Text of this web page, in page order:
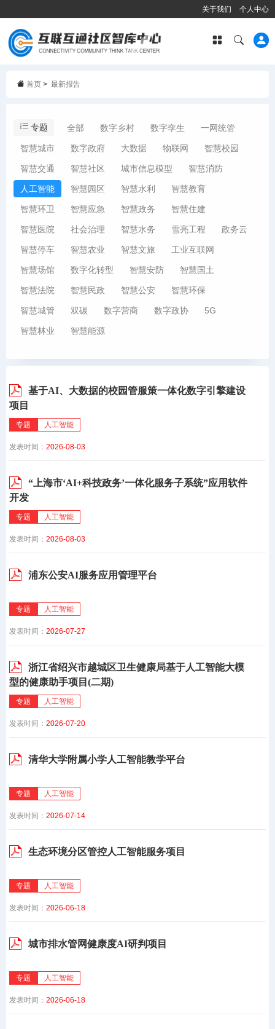
关于我们 个人中心
首页 > 最新报告
专题 全部 数字乡村 数字孪生 一网统管
智慧城市 数字政府 大数据 物联网 智慧校园
智慧交通 智慧社区 城市信息模型 智慧消防
人工智能 智慧园区 智慧水利 智慧教育
智慧环卫 智慧应急 智慧政务 智慧住建
智慧医院 社会治理 智慧水务 雪亮工程 政务云
智慧停车 智慧农业 智慧文旅 工业互联网
智慧场馆 数字化转型 智慧安防 智慧国土
智慧法院 智慧民政 智慧公安 智慧环保
智慧城管 双碳 数字营商 数字政协 5G
智慧林业 智慧能源
基于AI、大数据的校园管服策一体化数字引擎建设
项目
专题 人工智能
发表时间： 2026-08-03
“上海市‘AI+科技政务’一体化服务子系统”应用软件
开发
专题 人工智能
发表时间： 2026-08-03
浦东公安AI服务应用管理平台
专题 人工智能
发表时间： 2026-07-27
浙江省绍兴市越城区卫生健康局基于人工智能大模
型的健康助手项目(二期)
专题 人工智能
发表时间： 2026-07-20
清华大学附属小学人工智能教学平台
专题 人工智能
发表时间： 2026-07-14
生态环境分区管控人工智能服务项目
专题 人工智能
发表时间： 2026-06-18
城市排水管网健康度AI研判项目
专题 人工智能
发表时间： 2026-06-18